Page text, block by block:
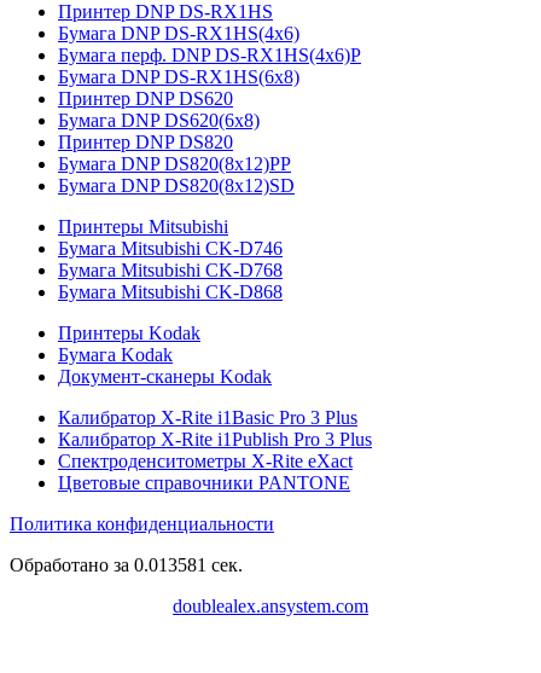
Принтер DNP DS-RX1HS
Бумага DNP DS-RX1HS(4x6)
Бумага перф. DNP DS-RX1HS(4x6)P
Бумага DNP DS-RX1HS(6x8)
Принтер DNP DS620
Бумага DNP DS620(6x8)
Принтер DNP DS820
Бумага DNP DS820(8x12)PP
Бумага DNP DS820(8x12)SD
Принтеры Mitsubishi
Бумага Mitsubishi CK-D746
Бумага Mitsubishi CK-D768
Бумага Mitsubishi CK-D868
Принтеры Kodak
Бумага Kodak
Документ-сканеры Kodak
Калибратор X-Rite i1Basic Pro 3 Plus
Калибратор X-Rite i1Publish Pro 3 Plus
Спектроденситометры X-Rite eXact
Цветовые справочники PANTONE
Политика конфиденциальности
Обработано за 0.013581 сек.
doublealex.ansystem.com